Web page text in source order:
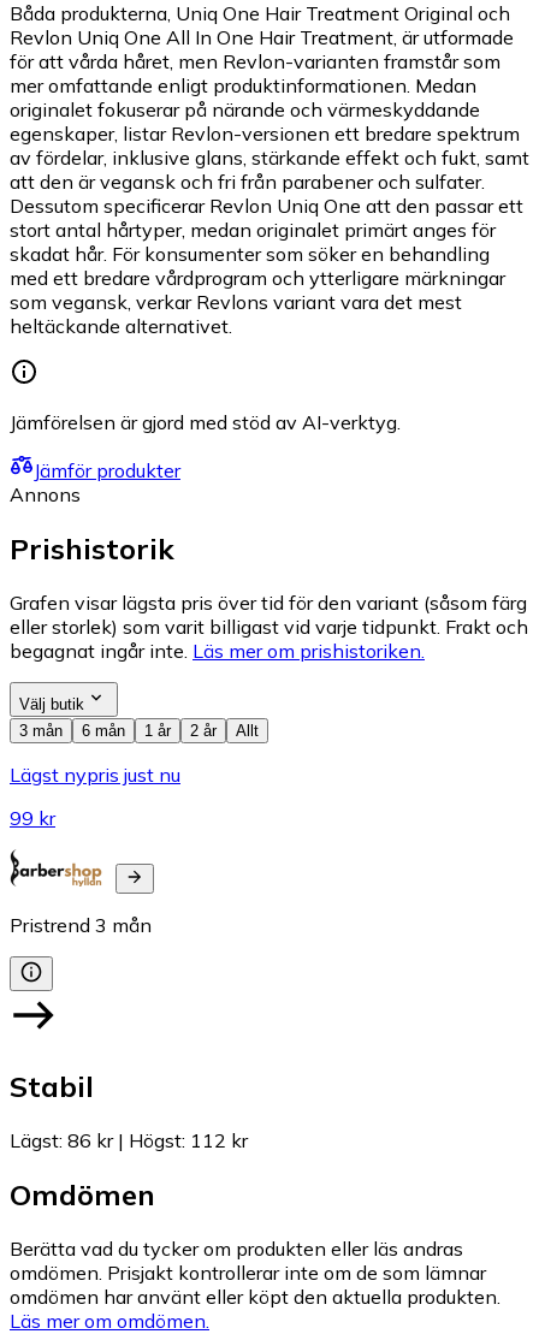
Båda produkterna, Uniq One Hair Treatment Original och
Revlon Uniq One All In One Hair Treatment, är utformade
för att vårda håret, men Revlon-varianten framstår som
mer omfattande enligt produktinformationen. Medan
originalet fokuserar på närande och värmeskyddande
egenskaper, listar Revlon-versionen ett bredare spektrum
av fördelar, inklusive glans, stärkande effekt och fukt, samt
att den är vegansk och fri från parabener och sulfater.
Dessutom specificerar Revlon Uniq One att den passar ett
stort antal hårtyper, medan originalet primärt anges för
skadat hår. För konsumenter som söker en behandling
med ett bredare vårdprogram och ytterligare märkningar
som vegansk, verkar Revlons variant vara det mest
heltäckande alternativet.
Jämförelsen är gjord med stöd av AI-verktyg.
Jämför produkter
Annons
Prishistorik
Grafen visar lägsta pris över tid för den variant (såsom färg
eller storlek) som varit billigast vid varje tidpunkt. Frakt och
begagnat ingår inte. Läs mer om prishistoriken.
Välj butik
3 mån
6 mån 1 år 2 år Allt
Lägst nypris just nu
99 kr
Pristrend 3 mån
Stabil
Lägst: 86 kr| Högst: 112 kr
Omdömen
Berätta vad du tycker om produkten eller läs andras
omdömen. Prisjakt kontrollerar inte om de som lämnar
omdömen har använt eller köpt den aktuella produkten.
Läs mer om omdömen.